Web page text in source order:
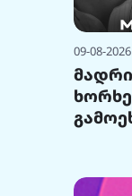
09-08-2026